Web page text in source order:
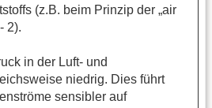
(z.B. beim Prinzip der „air
2).
in der Luft- und
niedrig. Dies führt
sensibler auf